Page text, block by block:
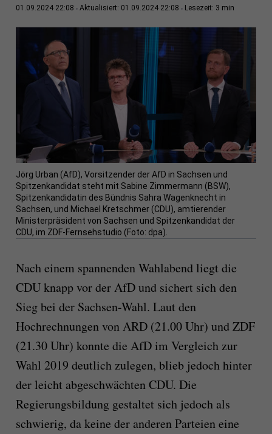
01.09.2024 22:08 Aktualisiert: 01.09.2024 22:08 Lesezeit: 3 min
Jörg Urban (AfD), Vorsitzender der AfD in Sachsen und
Spitzenkandidat steht mit Sabine Zimmermann (BSW),
Spitzenkandidatin des Bündnis Sahra Wagenknecht in
Sachsen, und Michael Kretschmer (CDU), amtierender
Ministerpräsident von Sachsen und Spitzenkandidat der
CDU, im ZDF-Fernsehstudio (Foto: dpa).
Nach einem spannenden Wahlabend liegt die
CDU knapp vor der AfD und sichert sich den
Sieg bei der Sachsen-Wahl. Laut den
Hochrechnungen von ARD (21.00 Uhr) und ZDF
(21.30 Uhr) konnte die AfD im Vergleich zur
Wahl 2019 deutlich zulegen, blieb jedoch hinter
der leicht abgeschwächten CDU. Die
Regierungsbildung gestaltet sich jedoch als
schwierig, da keine der anderen Parteien eine